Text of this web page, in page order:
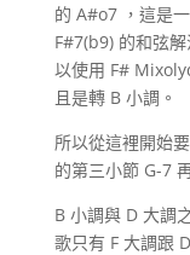
的 A#o7 ，這是
F#7(b9) 的和弦
以使用 F#
且是轉 B 小調。
所以從這裡開始
的第三小節 G-7
B 小調與 D 大調
歌只有 F 大調跟